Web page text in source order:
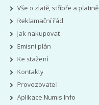
Vše o zlatě, stříbře a platině
Reklamační řád
Jak nakupovat
Emisní plán
Ke stažení
Kontakty
Provozovatel
Aplikace Numis Info